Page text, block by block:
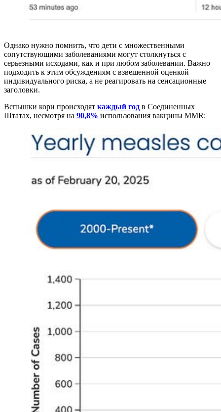
Однако нужно помнить, что дети с множественными
сопутствующими заболеваниями могут столкнуться с
серьезными исходами, как и при любом заболевании. Важно
подходить к этим обсуждениям с взвешенной оценкой
индивидуального риска, а не реагировать на сенсационные
заголовки.
Вспышки кори происходят каждый год в Соединенных
Штатах, несмотря на 90,8% использования вакцины MMR: